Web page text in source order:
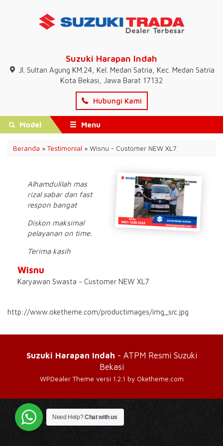
Suzuki Harapan Indah
Jl. Sultan Agung KM.24, Kel. Medan Satria, Kec. Medan Satria
Kota Bekasi, Jawa Barat 17132
Hubungi Kami
Model Menu
Beranda »Testimonial » Wisnu - Customer NEW XL7
Alhamdulilah mas
rizal sabar dan fast
respon bangat
Diskon maksimal
pelayanan on time.
Terima kasih
Wisnu
Karyawan Swasta - Customer NEW XL7
http://www.oketheme.com/productimages/img_src.jpg
Suzuki Harapan Indah - ATPM Resmi Suzuki
Bekasi
WPDealer Theme versi 1.2.1 by Oketheme.com
Need Help?Chat with us